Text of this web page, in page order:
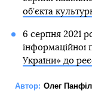
об’єкта
6 серпня 2021
інформаційної
України» до
Автор: Олег